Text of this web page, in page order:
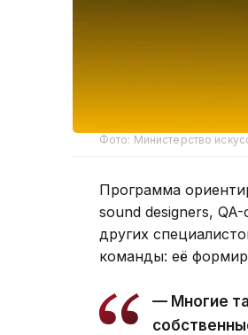
Фото: Министерство
Программа
sound designers,
других
команды: её
— Многие